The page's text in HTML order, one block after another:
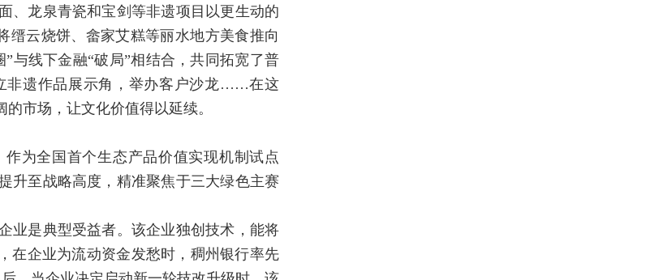
、龙泉青瓷和宝剑等非遗项目以更生动的
缙云烧饼、畲家艾糕等丽水地方美食推向
与线下金融“破局”相结合，共同拓宽了普
非遗作品展示角，举办客户沙龙……在这
市场，让文化价值得以延续。
为全国首个生态产品价值实现机制试点
升至战略高度，精准聚焦于三大绿色主赛
是典型受益者。该企业独创技术，能将
在企业为流动资金发愁时，稠州银行率先